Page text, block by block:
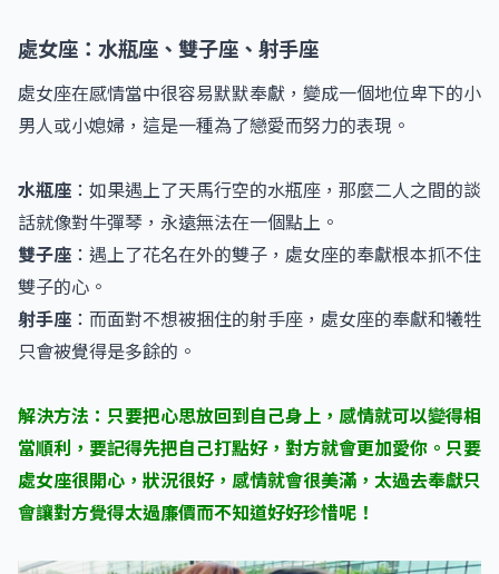
處女座：水瓶座、雙子座、射手座
處女座在感情當中很容易默默奉獻，變成一個地位卑下的小
男人或小媳婦，這是一種為了戀愛而努力的表現。
水瓶座 ：如果遇上了天馬行空的水瓶座，那麼二人之間的談
話就像對牛彈琴，永遠無法在一個點上。
雙子座 ：遇上了花名在外的雙子，處女座的奉獻根本抓不住
雙子的心。
射手座 ：而面對不想被捆住的射手座，處女座的奉獻和犧牲
只會被覺得是多餘的。
解決方法：只要把心思放回到自己身上，感情就可以變得相
當順利，要記得先把自己打點好，對方就會更加愛你。只要
處女座很開心，狀況很好，感情就會很美滿，太過去奉獻只
會讓對方覺得太過廉價而不知道好好珍惜呢！